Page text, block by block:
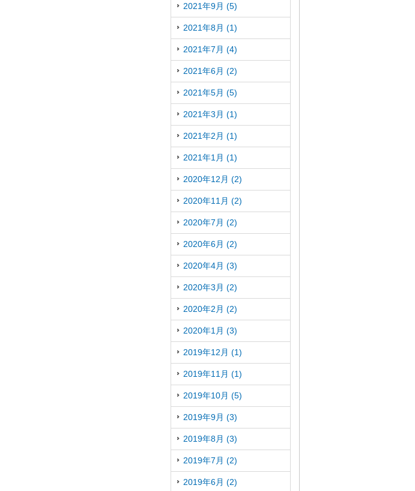
2021年9月 (5)
2021年8月 (1)
2021年7月 (4)
2021年6月 (2)
2021年5月 (5)
2021年3月 (1)
2021年2月 (1)
2021年1月 (1)
2020年12月 (2)
2020年11月 (2)
2020年7月 (2)
2020年6月 (2)
2020年4月 (3)
2020年3月 (2)
2020年2月 (2)
2020年1月 (3)
2019年12月 (1)
2019年11月 (1)
2019年10月 (5)
2019年9月 (3)
2019年8月 (3)
2019年7月 (2)
2019年6月 (2)